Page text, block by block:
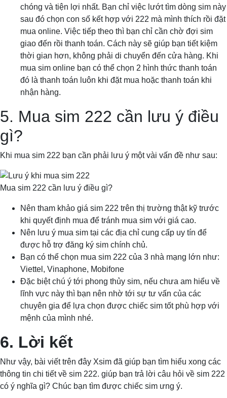
chóng và tiện lợi nhất. Bạn chỉ việc lướt tìm dòng sim này
sau đó chọn con số kết hợp với 222 mà mình thích rồi đặt
mua online. Việc tiếp theo thì bạn chỉ cần chờ đợi sim
giao đến rồi thanh toán. Cách này sẽ giúp bạn tiết kiệm
thời gian hơn, không phải di chuyển đến cửa hàng. Khi
mua sim online bạn có thể chọn 2 hình thức thanh toán
đó là thanh toán luôn khi đặt mua hoặc thanh toán khi
nhận hàng.
5. Mua sim 222 cần lưu ý điều
gì?
Khi mua sim 222 bạn cần phải lưu ý một vài vấn đề như sau:
Mua sim 222 cần lưu ý điều gì?
Nên tham khảo giá sim 222 trên thị trường thật kỹ trước
khi quyết định mua để tránh mua sim với giá cao.
Nên lưu ý mua sim tại các địa chỉ cung cấp uy tín để
được hỗ trợ đăng ký sim chính chủ.
Bạn có thể chọn mua sim 222 của 3 nhà mạng lớn như:
Viettel, Vinaphone, Mobifone
Đặc biệt chú ý tới phong thủy sim, nếu chưa am hiểu về
lĩnh vực này thì bạn nên nhờ tới sự tư vấn của các
chuyên gia để lựa chọn được chiếc sim tốt phù hợp với
mệnh của mình nhé.
6. Lời kết
Như vậy, bài viết trên đây Xsim đã giúp bạn tìm hiểu xong các
thông tin chi tiết về sim 222. giúp bạn trả lời câu hỏi về sim 222
có ý nghĩa gì? Chúc bạn tìm được chiếc sim ưng ý.